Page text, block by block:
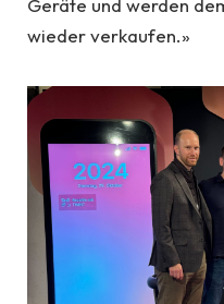
Geräte und werden
wieder verkaufen.»